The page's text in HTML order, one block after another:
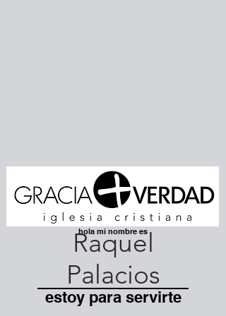
hola mi nombre es
Raquel
Palacios
estoy para servirte